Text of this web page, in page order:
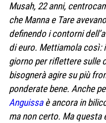
Musah, 22 anni,
che Manna e Tare
definendo i contorni
di euro. Mettiamola così:
giorno per riflettere sulle
bisognerà agire su più
ponderate bene. Anche
Anguissaè ancora in
ma non certo. Ma questa